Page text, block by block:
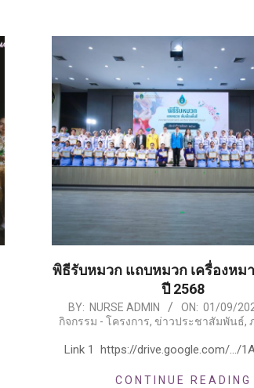
พิธีรับหมวก แถบหมวก เครื่องหม
ปี 2568
2025-
09-
BY: NURSE ADMIN ON: 01/09/
กิจกรรม - โครงการ, ข่าวประชาสัมพันธ์,
Link 1 https://drive.google.com/…/
CONTINUE READING